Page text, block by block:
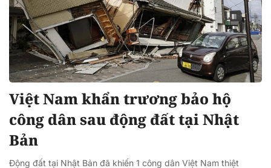
Việt Nam khẩn trương bảo hộ
công dân sau động đất tại Nhật
Bản
Động đất tại Nhật Bản đã khiến 1 công dân Việt Nam thiệt